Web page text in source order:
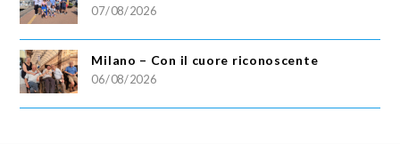
07/08/2026
Milano – Con il cuore riconoscente
06/08/2026